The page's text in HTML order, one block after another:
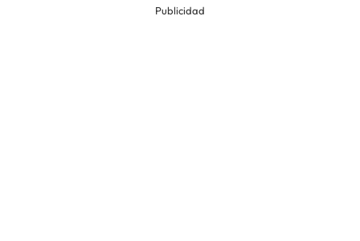
Publicidad